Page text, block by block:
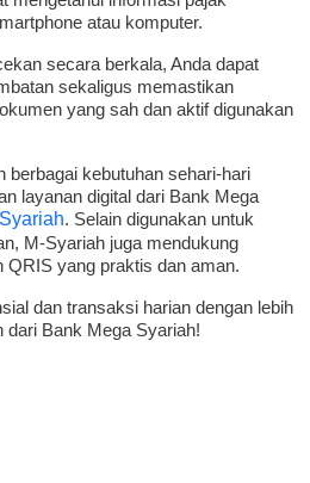
atau komputer.
secara berkala, Anda dapat
sekaligus memastikan
yang sah dan aktif digunakan
berbagai kebutuhan sehari-hari
layanan digital dari Bank Mega
. Selain digunakan untuk
M-Syariah juga mendukung
QRIS yang praktis dan aman.
dan transaksi harian dengan lebih
Bank Mega Syariah!